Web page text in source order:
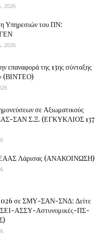
2026
Υπηρεσιών του ΠΝ:
ΓΕΝ
2026
επαναφορά της 13ης σύνταξης
(ΒΙΝΤΕΟ)
σε Αξιωματικούς
ΣΑΝ Σ.Ξ. (ΕΓΚΥΚΛΙΟΣ 137
ΕΑΑΣ Λάρισας (ΑΝΑΚΟΙΝΩΣΗ)
σε ΣΜΥ-ΣΑΝ-ΣΝΔ: Δείτε
ΑΣΣΥ-Αστυνομικές-ΠΣ-